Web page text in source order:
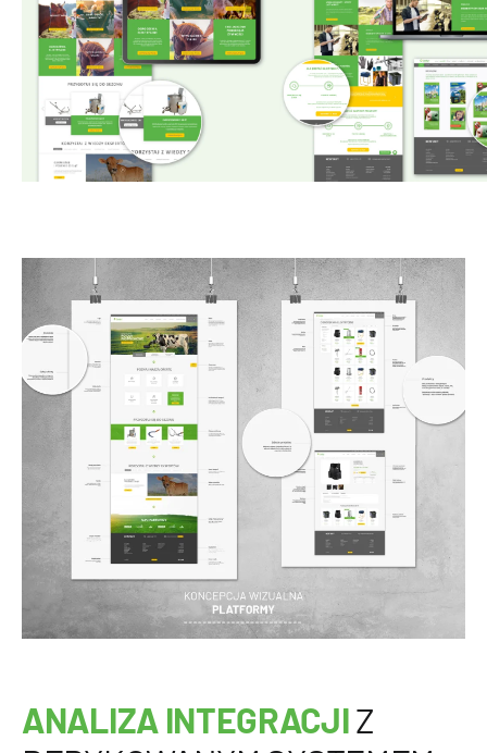
ANALIZA INTEGRACJIZ